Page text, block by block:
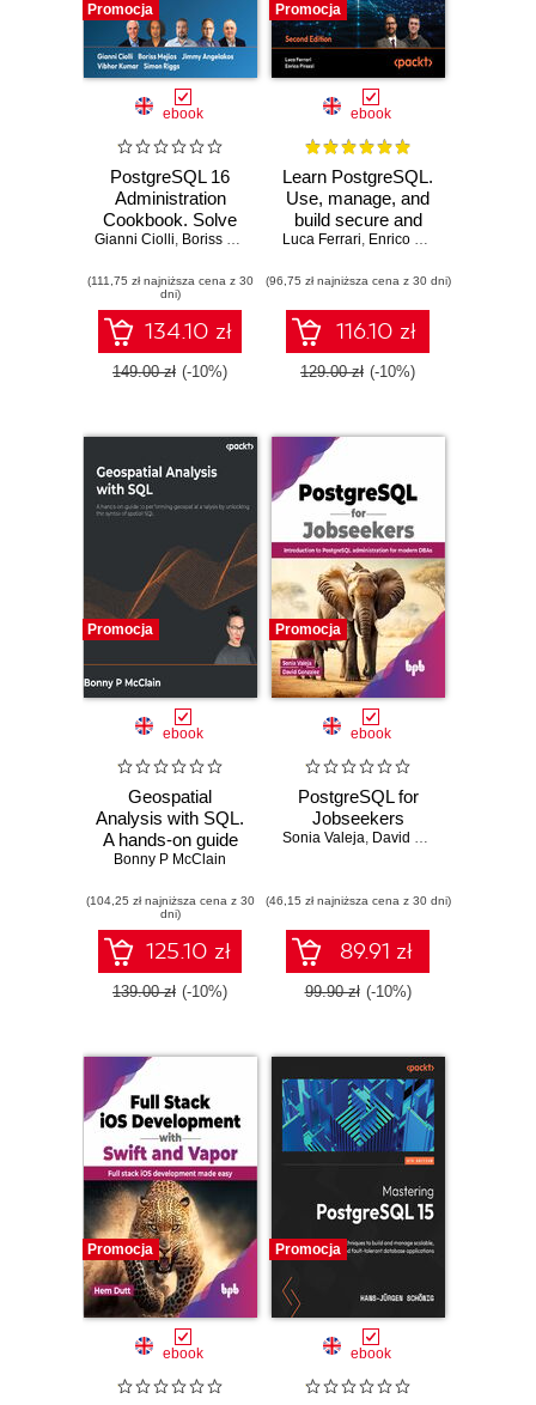
Promocja
ebook
PostgreSQL 16
Administration
Cookbook. Solve
real-world
Administration
challenges with
180+ practical
recipes and best
practices
Gianni Ciolli, Boriss Mejías Jimmy Angelakos,Vibhor Kumar
(111,75 zł najniższa cena z 30
dni)
134.10 zł
149.00 zł (-10%)
Promocja
ebook
Learn PostgreSQL.
Use, manage, and
build secure and
scalable databases
16 - Second
Edition
Luca Ferrari, Enrico Pirozzi
(96,75 zł najniższa cena z 30 dni)
116.10 zł
129.00 zł (-10%)
Promocja
ebook
Geospatial
Analysis with SQL.
A hands-on guide
to performing
by unlocking the
syntax of spatial
SQL
Bonny P McClain
(104,25 zł najniższa cena z 30
dni)
125.10 zł
139.00 zł (-10%)
Promocja
ebook
PostgreSQL for
Jobseekers
Sonia Valeja, David Gonzalez
(46,15 zł najniższa cena z 30 dni)
89.91 zł
99.90 zł (-10%)
Promocja
ebook
Promocja
ebook